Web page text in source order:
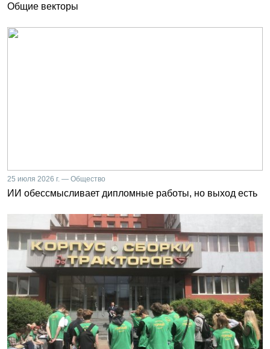
Общие векторы
25 июля 2026 г. — Общество
ИИ обессмысливает дипломные работы, но выход есть